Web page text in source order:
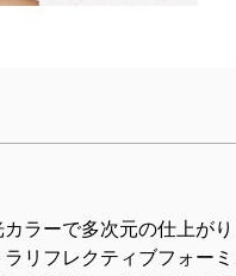
ラーで多次元の仕上がり
リフレクティブフォーミ